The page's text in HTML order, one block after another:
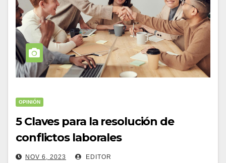
OPINIÓN
5 Claves para la resolución de
conflictos laborales
NOV 6, 2023 EDITOR